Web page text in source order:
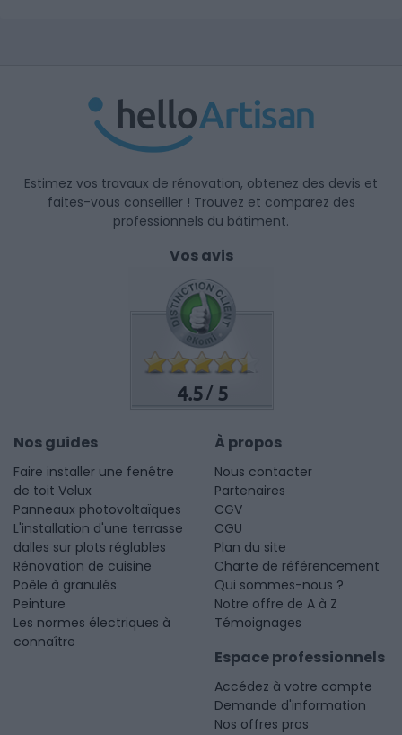
Estimez vos travaux de rénovation, obtenez des devis et
faites-vous conseiller ! Trouvez et comparez des
professionnels du bâtiment.
Vos avis
4.5 /5
Nos guides
Faire installer une fenêtre
de toit Velux
Panneaux photovoltaïques
L'installation d'une terrasse
dalles sur plots réglables
Rénovation de cuisine
Poêle à granulés
Peinture
Les normes électriques à
connaître
À propos
Nous contacter
Partenaires
CGV
CGU
Plan du site
Charte de référencement
Qui sommes-nous ?
Notre offre de A à Z
Témoignages
Espace professionnels
Accédez à votre compte
Demande d'information
Nos offres pros